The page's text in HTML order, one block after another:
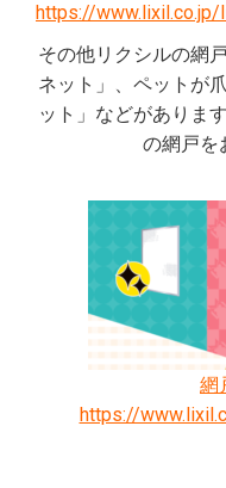
https://
その他リクシルの網
ネット」、ペットが
ット」などがありま
の網戸を
網
https://